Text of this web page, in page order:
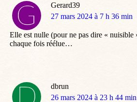
Gerard39
dit
27 mars 2024 à 7 h 36 min
Elle est nulle (pour ne pas dire « nuisible
chaque fois réélue…
dbrun
dit
26 mars 2024 à 23 h 44 min